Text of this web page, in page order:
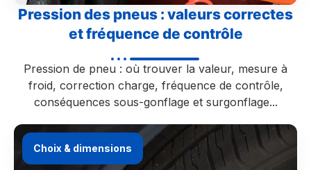
Pression des pneus : valeurs correctes
et fréquence de contrôle
Pression de pneu : où trouver la valeur, mesure à
froid, correction charge, fréquence de contrôle,
conséquences sous-gonflage et surgonflage...
Choix & dimensions